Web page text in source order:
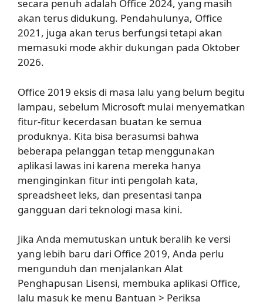
secara penuh adalah Office 2024, yang masih
akan terus didukung. Pendahulunya, Office
2021, juga akan terus berfungsi tetapi akan
memasuki mode akhir dukungan pada Oktober
2026.
Office 2019 eksis di masa lalu yang belum begitu
lampau, sebelum Microsoft mulai menyematkan
fitur-fitur kecerdasan buatan ke semua
produknya. Kita bisa berasumsi bahwa
beberapa pelanggan tetap menggunakan
aplikasi lawas ini karena mereka hanya
menginginkan fitur inti pengolah kata,
spreadsheet leks, dan presentasi tanpa
gangguan dari teknologi masa kini.
Jika Anda memutuskan untuk beralih ke versi
yang lebih baru dari Office 2019, Anda perlu
mengunduh dan menjalankan Alat
Penghapusan Lisensi, membuka aplikasi Office,
lalu masuk ke menu Bantuan > Periksa